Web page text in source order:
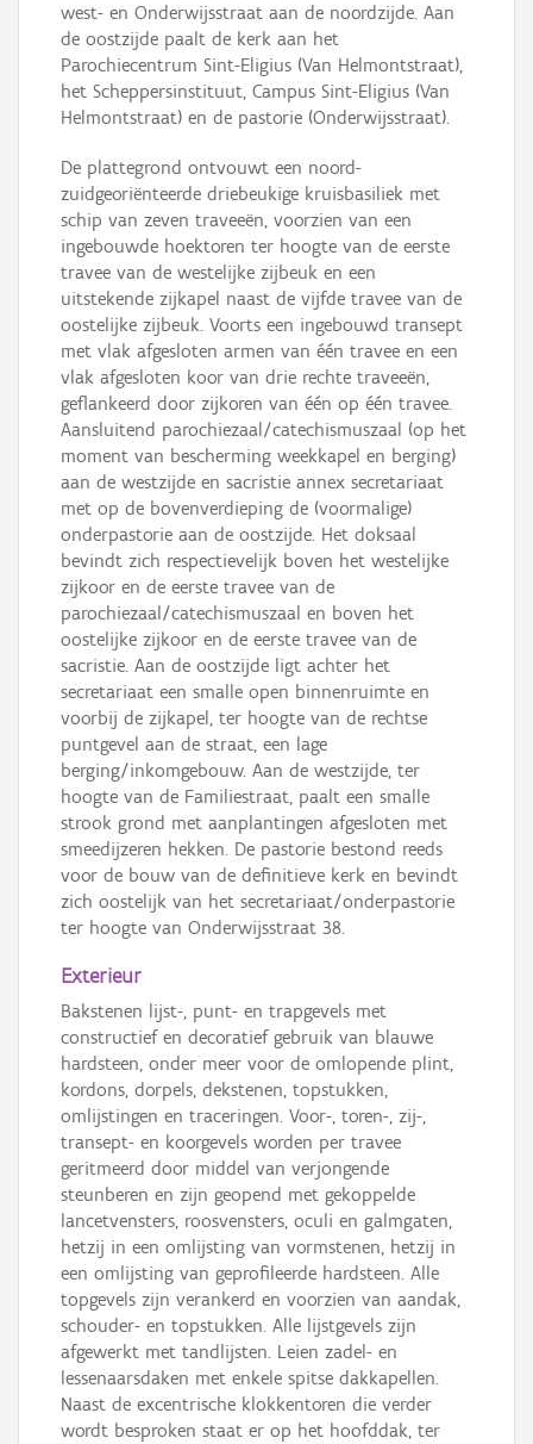
west- en Onderwijsstraat aan de noordzijde. Aan
de oostzijde paalt de kerk aan het
Parochiecentrum Sint-Eligius (Van Helmontstraat),
het Scheppersinstituut, Campus Sint-Eligius (Van
Helmontstraat) en de pastorie (Onderwijsstraat).
De plattegrond ontvouwt een noord-
zuidgeoriënteerde driebeukige kruisbasiliek met
schip van zeven traveeën, voorzien van een
ingebouwde hoektoren ter hoogte van de eerste
travee van de westelijke zijbeuk en een
uitstekende zijkapel naast de vijfde travee van de
oostelijke zijbeuk. Voorts een ingebouwd transept
met vlak afgesloten armen van één travee en een
vlak afgesloten koor van drie rechte traveeën,
geflankeerd door zijkoren van één op één travee.
Aansluitend parochiezaal/catechismuszaal (op het
moment van bescherming weekkapel en berging)
aan de westzijde en sacristie annex secretariaat
met op de bovenverdieping de (voormalige)
onderpastorie aan de oostzijde. Het doksaal
bevindt zich respectievelijk boven het westelijke
zijkoor en de eerste travee van de
parochiezaal/catechismuszaal en boven het
oostelijke zijkoor en de eerste travee van de
sacristie. Aan de oostzijde ligt achter het
secretariaat een smalle open binnenruimte en
voorbij de zijkapel, ter hoogte van de rechtse
puntgevel aan de straat, een lage
berging/inkomgebouw. Aan de westzijde, ter
hoogte van de Familiestraat, paalt een smalle
strook grond met aanplantingen afgesloten met
smeedijzeren hekken. De pastorie bestond reeds
voor de bouw van de definitieve kerk en bevindt
zich oostelijk van het secretariaat/onderpastorie
ter hoogte van Onderwijsstraat 38.
Exterieur
Bakstenen lijst-, punt- en trapgevels met
constructief en decoratief gebruik van blauwe
hardsteen, onder meer voor de omlopende plint,
kordons, dorpels, dekstenen, topstukken,
omlijstingen en traceringen. Voor-, toren-, zij-,
transept- en koorgevels worden per travee
geritmeerd door middel van verjongende
steunberen en zijn geopend met gekoppelde
lancetvensters, roosvensters, oculi en galmgaten,
hetzij in een omlijsting van vormstenen, hetzij in
een omlijsting van geprofileerde hardsteen. Alle
topgevels zijn verankerd en voorzien van aandak,
schouder- en topstukken. Alle lijstgevels zijn
afgewerkt met tandlijsten. Leien zadel- en
lessenaarsdaken met enkele spitse dakkapellen.
Naast de excentrische klokkentoren die verder
wordt besproken staat er op het hoofddak, ter